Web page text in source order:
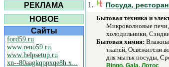
РЕКЛАМА
НОВОЕ
Сайты
ford59.ru
www.reno59.ru
www.helpsetup.ru
xn--80aagkqppxqe8h.x...
1.
Посуда,
Бытовая техника и
Микроволновые
холодильники,
Бытовая химия:
тканей, Освежители
для мытья посуды,
Bingo, Gala, Лотос.